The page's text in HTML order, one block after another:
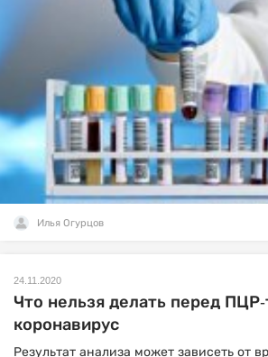
Илья Огурцов
24.11.2020
Что нельзя делать перед
коронавирус
Результат анализа может зависеть от